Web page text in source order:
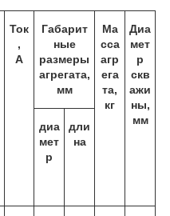
Ток
,
А
Габарит
ные
размеры
агрегата,
мм
Ма
сса
агр
ега
та,
кг
Диа
мет
р
скв
ажи
ны,
мм
диа
мет
р
дли
на